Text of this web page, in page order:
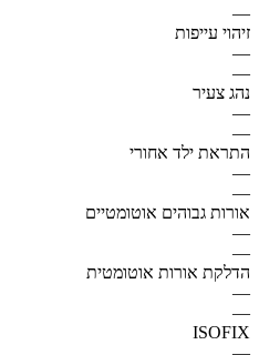
—
זיהוי עייפות
—
—
נהג צעיר
—
—
התראת ילד אחורי
—
—
אורות גבוהים אוטומטיים
—
—
הדלקת אורות אוטומטית
—
—
ISOFIX